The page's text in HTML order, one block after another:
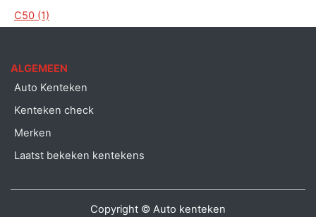
C50 (1)
ALGEMEEN
Auto Kenteken
Kenteken check
Merken
Laatst bekeken kentekens
Copyright © Auto kenteken